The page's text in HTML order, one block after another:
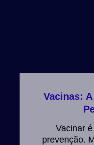
Vacinas:
Vacinar
prevenção.